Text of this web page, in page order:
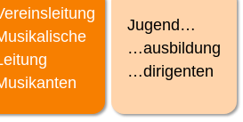
Jugend…
…ausbildung
…dirigenten